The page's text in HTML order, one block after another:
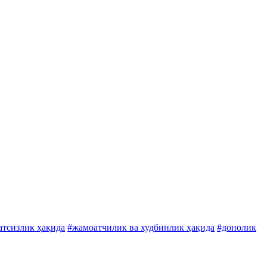
ҳақида #жамоатчилик ва худбинлик ҳақида #донолик